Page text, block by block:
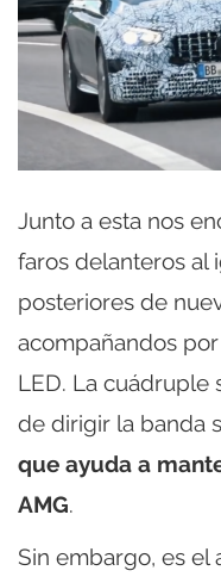
Junto a esta nos
faros delanteros al
posteriores de
acompañandos
LED. La cuádruple
de dirigir la banda
que ayuda a
AMG.
Sin embargo, es el